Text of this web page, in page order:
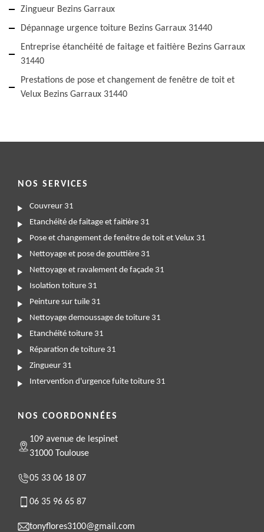
Zingueur Bezins Garraux
Dépannage urgence toiture Bezins Garraux 31440
Entreprise étanchéité de faitage et faitière Bezins Garraux
31440
Prestations de pose et changement de fenêtre de toit et
Velux Bezins Garraux 31440
NOS SERVICES
Couvreur 31
Etanchéité de faitage et faitière 31
Pose et changement de fenêtre de toit et Velux 31
Nettoyage et pose de gouttière 31
Nettoyage et ravalement de façade 31
Isolation toiture 31
Peinture sur tuile 31
Nettoyage demoussage de toiture 31
Etanchéité toiture 31
Réparation de toiture 31
Zingueur 31
Intervention d'urgence fuite toiture 31
NOS COORDONNÉES
109 avenue de lespinet
31000 Toulouse
05 33 06 18 07
06 35 96 65 87
tonyflores3100@gmail.com